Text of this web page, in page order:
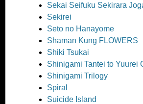
Sekai Seifuku Sekirara
Sekirei
Seto no Hanayome
Shaman Kung FLOWERS
Shiki Tsukai
Shinigami Tantei to Yuurei
Shinigami Trilogy
Spiral
Suicide Island